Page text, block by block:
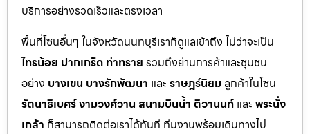
บริการอย่างรวดเร็วและตรงเวลา
พื้นที่โซนอื่นๆ ในจังหวัดนนทบุรีเราก็ดูแลเข้าถึง ไม่ว่าจะเป็น
ไทรน้อย ปากเกร็ด ท่าทราย รวมถึงย่านการค้าและชุมชน
อย่าง บางเขน บางรักพัฒนา และ ราษฎร์นิยม ลูกค้าในโซน
รัตนาธิเบศร์งามวงศ์วาน สนามบินน้ำ ติวานนท์ และ พระนั่ง
เกล้า ก็สามารถติดต่อเราได้ทันที ทีมงานพร้อมเดินทางไป